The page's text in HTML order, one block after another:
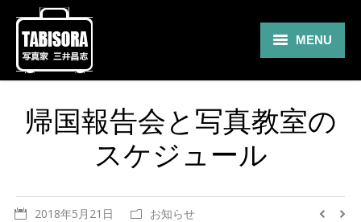
MENU
Gallery
Travel
About
Blog
帰国報告会と写真教室の
スケジュール
2018年5月21日 お知らせ